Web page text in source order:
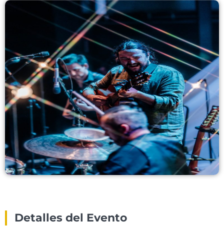
Detalles del Evento